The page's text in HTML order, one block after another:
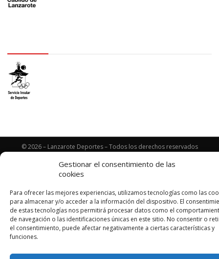
Gestionar el consentimiento de las
cookies
Para ofrecer las mejores experiencias, utilizamos tecnologías como las
para almacenar y/o acceder a la información del dispositivo. El
de estas tecnologías nos permitirá procesar datos como el
de navegación o las identificaciones únicas en este sitio. No consentir o
el consentimiento, puede afectar negativamente a ciertas características y
funciones.
© 2026 – Lanzarote Deportes – Todos los derechos reservados
Diseño web porSolucionetyCibernatural